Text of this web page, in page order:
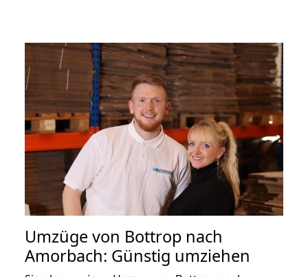
Umzüge von Bottrop nach
Amorbach: Günstig umziehen